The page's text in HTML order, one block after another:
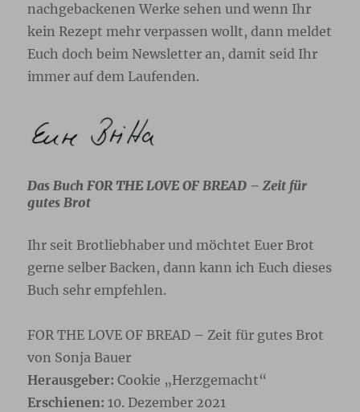
nachgebackenen Werke sehen und wenn Ihr
kein Rezept mehr verpassen wollt, dann meldet
Euch doch beim Newsletter an, damit seid Ihr
immer auf dem Laufenden.
Das Buch FOR THE LOVE OF BREAD – Zeit für
gutes Brot
Ihr seit Brotliebhaber und möchtet Euer Brot
gerne selber Backen, dann kann ich Euch dieses
Buch sehr empfehlen.
FOR THE LOVE OF BREAD – Zeit für gutes Brot
von Sonja Bauer
Herausgeber: Cookie „Herzgemacht“
Erschienen: 10. Dezember 2021